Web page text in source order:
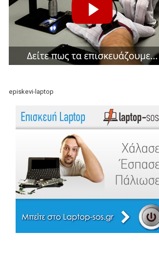
episkevi-laptop